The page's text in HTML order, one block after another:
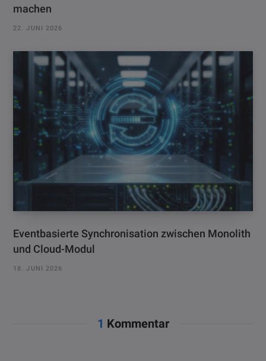
machen
22. JUNI 2026
Eventbasierte Synchronisation zwischen Monolith
und Cloud-Modul
18. JUNI 2026
1 Kommentar